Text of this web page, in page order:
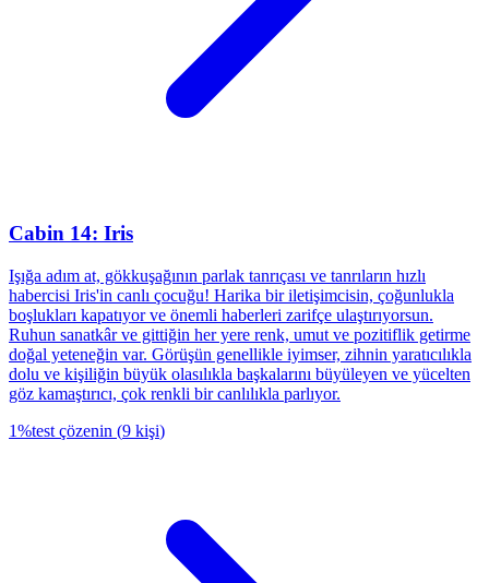
Cabin 14: Iris
Işığa adım at, gökkuşağının parlak tanrıçası ve tanrıların hızlı
habercisi Iris'in canlı çocuğu! Harika bir iletişimcisin, çoğunlukla
boşlukları kapatıyor ve önemli haberleri zarifçe ulaştırıyorsun.
Ruhun sanatkâr ve gittiğin her yere renk, umut ve pozitiflik getirme
doğal yeteneğin var. Görüşün genellikle iyimser, zihnin yaratıcılıkla
dolu ve kişiliğin büyük olasılıkla başkalarını büyüleyen ve yücelten
göz kamaştırıcı, çok renkli bir canlılıkla parlıyor.
1%test çözenin (9 kişi)